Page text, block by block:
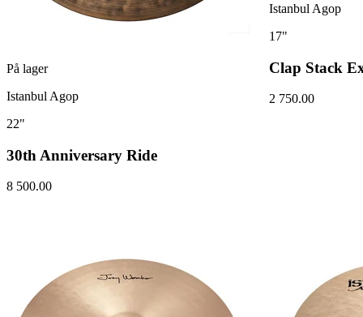
På lager
Istanbul Agop
22"
30th Anniversary Ride
8 500.00
Istanbul Agop
17"
Clap Stack
2 750.00